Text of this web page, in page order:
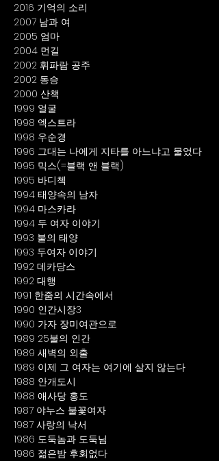
2016 기억의 소리
2007 남과 여
2005 엄마
2004 먼길
2002 휘파람 공주
2002 동승
2000 산책
1999 얼굴
1998 엑스트라
1998 우순경
1996 그대는 나에게 지타를 아느냐고 물었다
1995 믹스(=블랙 앤 블랙)
1995 바디첵
1994 태양속의 남자
1994 마스카라
1994 두 여자 이야기
1993 불의 태양
1993 두여자 이야기
1992 데카당스
1992 대행
1991 한줌의 시간속에서
1990 인간시장3
1990 가자 장미여관으로
1989 25불의 인간
1989 새벽의 외출
1989 이제 그 여자는 여기에 살지 않는다
1988 안개도시
1988 애사당 홍도
1987 야누스 불꽃여자
1987 사랑의 낙서
1986 도둑놈과 도둑님
1986 젊은밤 후회없다